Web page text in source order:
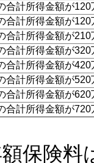
合計所得金額が120
合計所得金額が
合計所得金額が
合計所得金額が
合計所得金額が
合計所得金額が
合計所得金額が
合計所得金額が720
保険